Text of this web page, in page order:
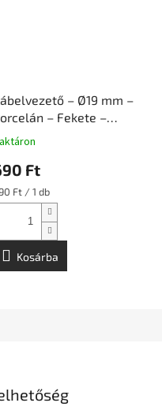
– Ø19 mm –
– Fekete –
Fonott Kábelhez |
Ft
Ft / 1 db
Kosárba